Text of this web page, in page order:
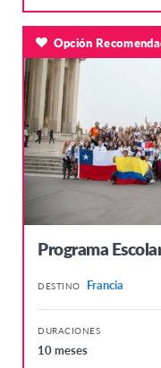
Programa
DESTINO Francia
DURACIONES
10 meses
Opción